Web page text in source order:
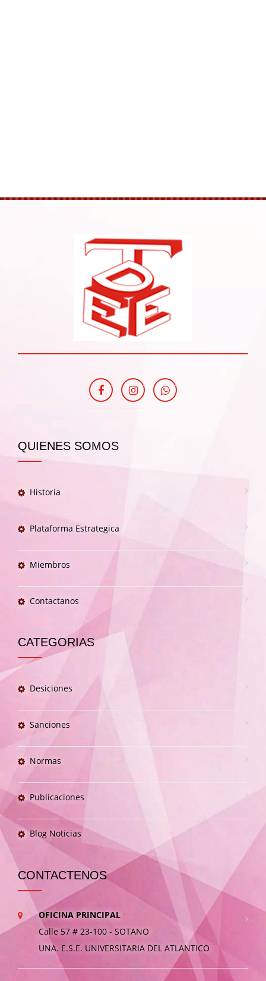
QUIENES SOMOS
Historia
Plataforma Estrategica
Miembros
Contactanos
CATEGORIAS
Desiciones
Sanciones
Normas
Publicaciones
Blog Noticias
CONTACTENOS
OFICINA PRINCIPAL
Calle 57 # 23-100 - SOTANO
UNA. E.S.E. UNIVERSITARIA DEL ATLANTICO